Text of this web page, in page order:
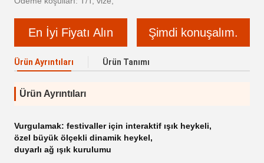
En İyi Fiyatı Alın Şimdi konuşalım.
Ürün Ayrıntıları Ürün Tanımı
Ürün Ayrıntıları
Vurgulamak: festivaller için interaktif ışık heykeli,
özel büyük ölçekli dinamik heykel,
duyarlı ağ ışık kurulumu